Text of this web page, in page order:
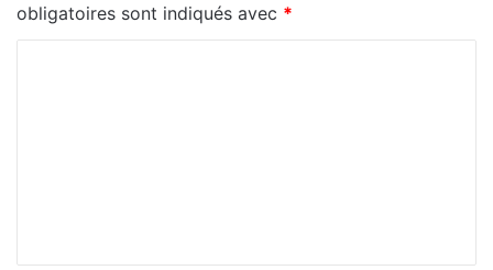
obligatoires sont indiqués avec *